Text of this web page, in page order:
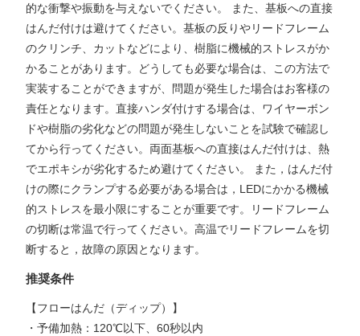
的な衝撃や振動を与えないでください。 また、基板への直接
はんだ付けは避けてください。基板の反りやリードフレーム
のクリンチ、カットなどにより、樹脂に機械的ストレスがか
かることがあります。どうしても必要な場合は、この方法で
実装することができますが、問題が発生した場合はお客様の
責任となります。直接ハンダ付けする場合は、ワイヤーボン
ドや樹脂の劣化などの問題が発生しないことを試験で確認し
てから行ってください。両面基板への直接はんだ付けは、熱
でエポキシが劣化するため避けてください。 また，はんだ付
けの際にクランプする必要がある場合は，LEDにかかる機械
的ストレスを最小限にすることが重要です。リードフレーム
の切断は常温で行ってください。高温でリードフレームを切
断すると，故障の原因となります。
推奨条件
【フローはんだ（ディップ）】
・予備加熱：120℃以下、60秒以内